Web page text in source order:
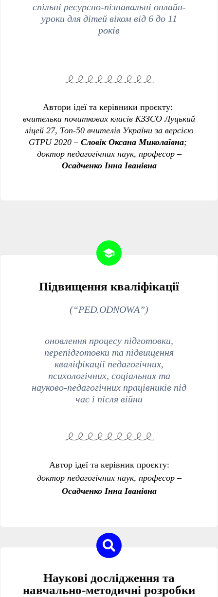
cпільні ресурсно-пізнавальні онлайн-
уроки для дітей віком від 6 до 11
років
Автори ідеї та керівники проєкту:
вчителька початкових класів КЗЗСО Луцький
ліцей 27, Топ-50 вчителів України за версією
GTPU 2020 – Словік Оксана Миколаївна;
доктор педагогічних наук, професор –
Осадченко Інна Іванівна
Підвищення кваліфікації
(“PED.ODNOWA”)
оновлення процесу підготовки,
перепідготовки та підвищення
кваліфікації педагогічних,
психологічних, соціальних та
науково-педагогічних працівників під
час і після війни
Автор ідеї та керівник проєкту:
доктор педагогічних наук, професор –
Осадченко Інна Іванівна
Наукові дослідження та
навчально-методичні розробки